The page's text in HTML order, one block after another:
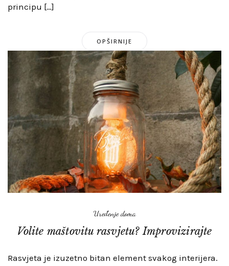
principu […]
OPŠIRNIJE
Uređenje doma
Volite maštovitu rasvjetu? Improvizirajte
Rasvjeta je izuzetno bitan element svakog interijera.